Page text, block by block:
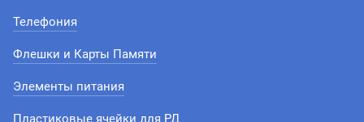
Телефония
Флешки и Карты Памяти
Элементы питания
Пластиковые ячейки для РД